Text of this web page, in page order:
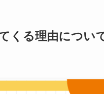
くる理由につい